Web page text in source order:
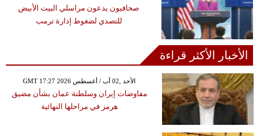
صحافيون يدعون مراسلي البيت الأبيض
للتصدي لضغوط إدارة ترمب
الأخبار الأكثر قراءة
GMT 17:27 2026 الأحد ,02 آب / أغسطس
مفاوضات إيران وسلطنة عمان بشأن مضيق
هرمز في مراحلها النهائية